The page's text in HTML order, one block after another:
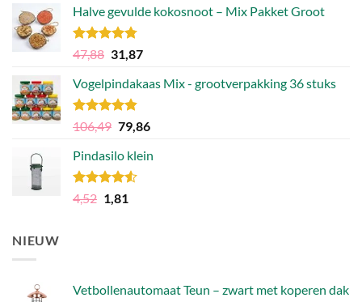
was:
30,83.
is:
Halve gevulde kokosnoot – Mix Pakket Groot
Gewaardeerd
4.75
uit 5
47,88 Oorspronkelijke
was:
47,88.
31,87Huidige
is:
Vogelpindakaas Mix - grootverpakking 36 stuks
Gewaardeerd
uit 5
106,49 Oorspronkelijke
was:
106,49.
79,86Huidige
is:
Pindasilo klein
Gewaardeerd
4.50
uit 5
4,52 Oorspronkelijke
1,81
NIEUW
Vetbollenautomaat Teun – zwart met koperen dak